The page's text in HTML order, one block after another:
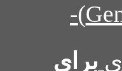
(General Power)-
برای